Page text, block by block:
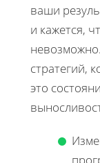
ваши
и кажется,
стратегий,
это